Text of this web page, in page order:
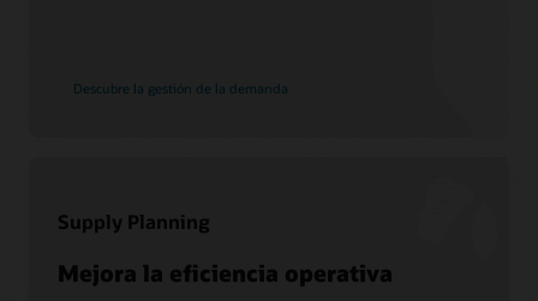
Encuentra un socio
Descubre la gestión de la demanda
Supply Planning
Mejora la eficiencia operativa